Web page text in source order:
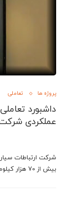
پروژه ها تعاملی
داشبورد
عملکردی
بیش از 70 هزار کیلومتر از جاده های کشور…